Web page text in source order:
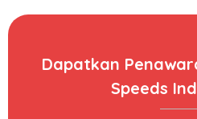
Dapatkan
Speeds